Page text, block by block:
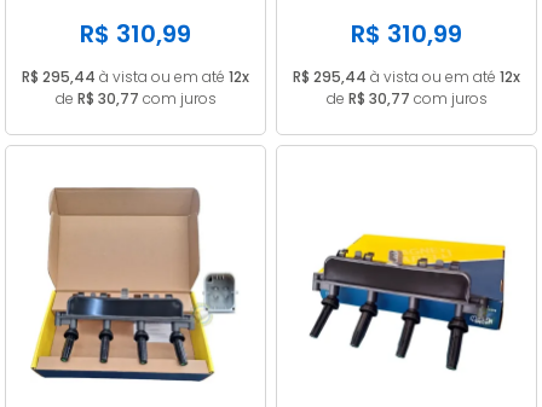
R$ 310,99
R$ 295,44 à vista ou em até 12x
de R$ 30,77 com juros
R$ 310,99
R$ 295,44 à vista ou em até 12x
de R$ 30,77 com juros